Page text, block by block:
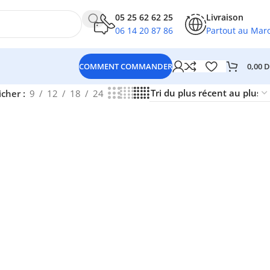
05 25 62 62 25
06 14 20 87 86
Livraison
Partout au
COMMENT COMMANDER 0,00
9 12 18 24